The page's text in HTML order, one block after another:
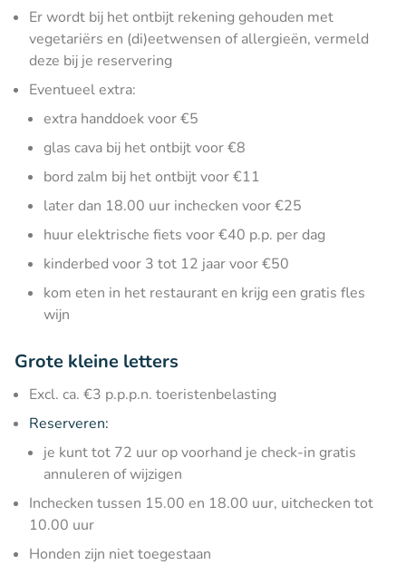
Er wordt bij het ontbijt rekening gehouden met
vegetariërs en (di)eetwensen of allergieën, vermeld
deze bij je reservering
Eventueel extra:
extra handdoek voor €5
glas cava bij het ontbijt voor €8
bord zalm bij het ontbijt voor €11
later dan 18.00 uur inchecken voor €25
huur elektrische fiets voor €40 p.p. per dag
kinderbed voor 3 tot 12 jaar voor €50
kom eten in het restaurant en krijg een gratis fles
wijn
Grote kleine letters
Excl. ca. €3 p.p.p.n. toeristenbelasting
Reserveren:
je kunt tot 72 uur op voorhand je check-in gratis
annuleren of wijzigen
Inchecken tussen 15.00 en 18.00 uur, uitchecken tot
10.00 uur
Honden zijn niet toegestaan